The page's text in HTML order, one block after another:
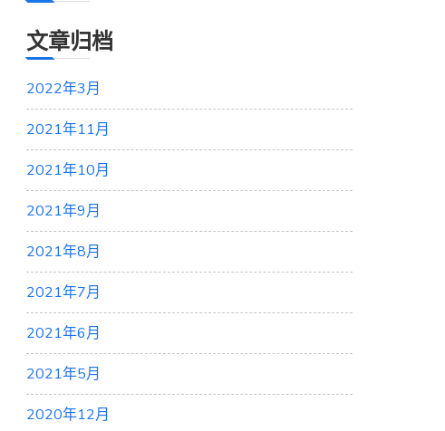
文章归档
2022年3月
2021年11月
2021年10月
2021年9月
2021年8月
2021年7月
2021年6月
2021年5月
2020年12月